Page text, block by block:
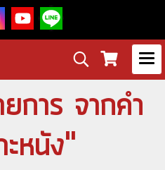
การ จากคำ
ะหนัง"